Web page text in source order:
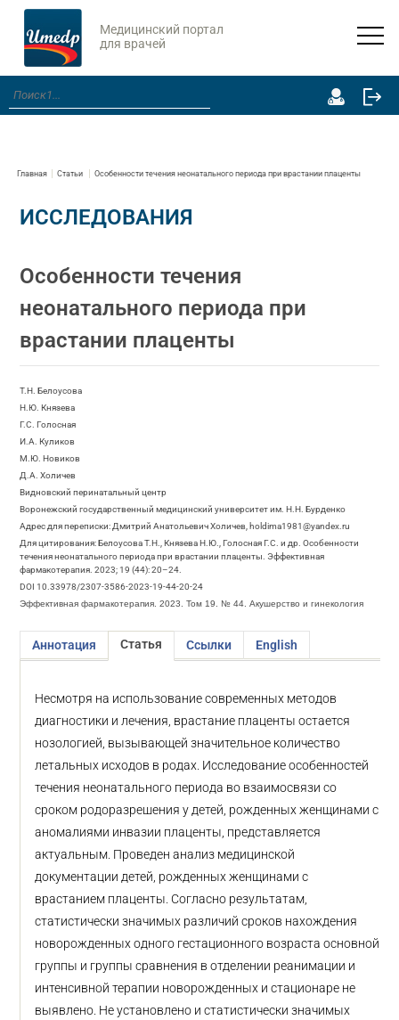
Медицинский портал
для врачей
Главная Статьи Особенности течения неонатального периода при врастании плаценты
ИССЛЕДОВАНИЯ
Особенности течения
неонатального периода при
врастании плаценты
Т.Н. Белоусова
Н.Ю. Князева
Г.С. Голосная
И.А. Куликов
М.Ю. Новиков
Д.А. Холичев
Видновский перинатальный центр
Воронежский государственный медицинский университет им. Н.Н. Бурденко
Адрес для переписки: Дмитрий Анатольевич Холичев, holdima1981@yandex.ru
Для цитирования: Белоусова Т.Н., Князева Н.Ю., Голосная Г.С. и др. Особенности
течения неонатального периода при врастании плаценты. Эффективная
фармакотерапия. 2023; 19 (44): 20–24.
DOI 10.33978/2307-3586-2023-19-44-20-24
Эффективная фармакотерапия. 2023. Том 19. № 44. Акушерство и гинекология
Аннотация Статья Ссылки English
Несмотря на использование современных методов
диагностики и лечения, врастание плаценты остается
нозологией, вызывающей значительное количество
летальных исходов в родах. Исследование особенностей
течения неонатального периода во взаимосвязи со
сроком родоразрешения у детей, рожденных женщинами с
аномалиями инвазии плаценты, представляется
актуальным. Проведен анализ медицинской
документации детей, рожденных женщинами с
врастанием плаценты. Согласно результатам,
статистически значимых различий сроков нахождения
новорожденных одного гестационного возраста основной
группы и группы сравнения в отделении реанимации и
интенсивной терапии новорожденных и стационаре не
выявлено. Не установлено и статистически значимых